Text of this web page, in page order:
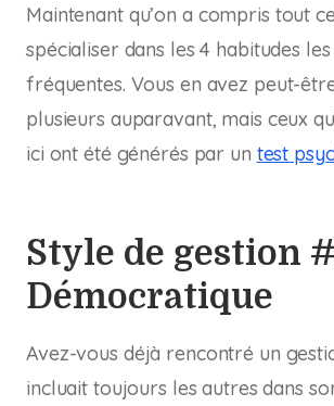
Maintenant qu’on a compris tout
spécialiser dans les 4 habitudes
fréquentes. Vous en avez peut-
plusieurs auparavant, mais ceux
ici ont été générés par un test
Style de gestion
Démocratique
Avez-vous déjà rencontré un
incluait toujours les autres dans